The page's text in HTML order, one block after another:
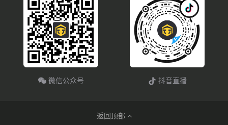
微信公众号 抖音直播
返回顶部